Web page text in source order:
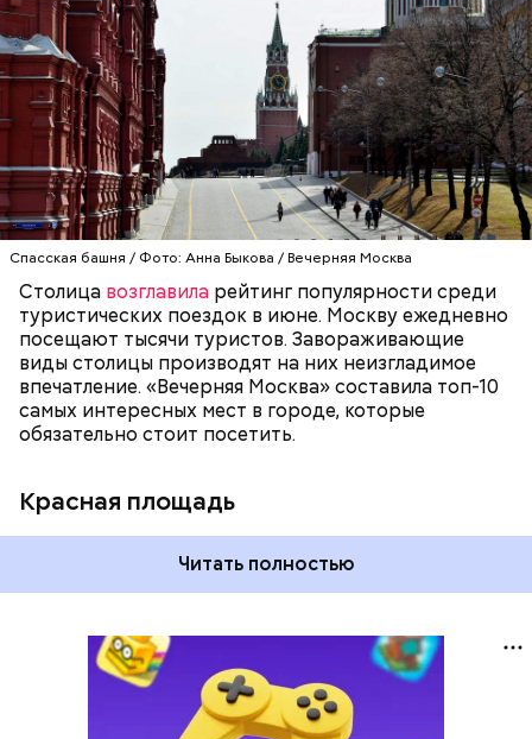
Спасская башня / Фото: Анна Быкова / Вечерняя Москва
Столица возглавила рейтинг популярности среди
туристических поездок в июне. Москву ежедневно
посещают тысячи туристов. Завораживающие
виды столицы производят на них неизгладимое
впечатление. «Вечерняя Москва» составила топ-10
самых интересных мест в городе, которые
обязательно стоит посетить.
Красная площадь
Красная площадь считается главной
достопримечательностью столицы. Все туристы в
первую очередь стремятся именно сюда, чтобы
увидеть Московский Кремль, Собор Василия
Блаженного и Мавзолей. Красная площадь — это
символ не только столицы, но и России. С ней
связана огромная часть истории нашей страны. В
1990 году комплекс Московского Кремля и Красной
площади были включены в состав списка
Всемирного культурного наследия ЮНЕСКО.
Читать полностью
ОТДЫХ МОСКВА ТУРИЗМ